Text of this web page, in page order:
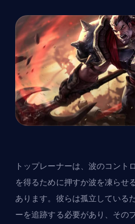
トップレーナーは、波のコント
を得るために押すか波を凍らせ
あります。彼らは孤立している
ーを追跡する必要があり、その